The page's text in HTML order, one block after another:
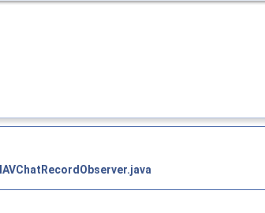
IAVChatRecordObserver.java